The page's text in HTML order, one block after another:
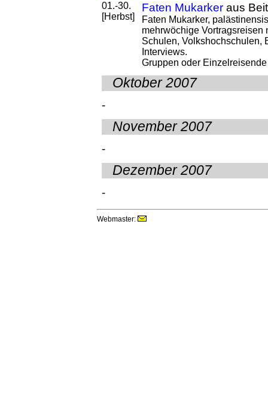
01.-30.
[Herbst]
Faten Mukarker aus
Faten Mukarker,
mehrwöchige Vortragsreisen
Schulen, Volkshochschulen,
Interviews.
Gruppen oder
Oktober 2007
-
November 2007
-
Dezember 2007
-
Webmaster: